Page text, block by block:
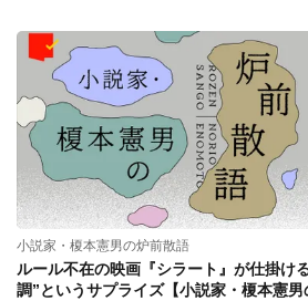
小説家・榎本憲男の炉前散語
ルール不在の映画『シラート』が仕掛け
調”というサプライズ【小説家・榎本憲